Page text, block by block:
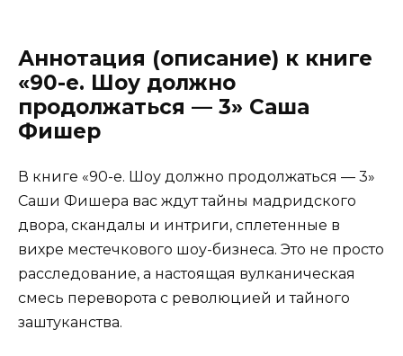
Аннотация (описание) к книге
«90-е. Шоу должно
продолжаться — 3» Саша
Фишер
В книге «90-е. Шоу должно продолжаться — 3»
Саши Фишера вас ждут тайны мадридского
двора, скандалы и интриги, сплетенные в
вихре местечкового шоу-бизнеса. Это не просто
расследование, а настоящая вулканическая
смесь переворота с революцией и тайного
заштуканства.